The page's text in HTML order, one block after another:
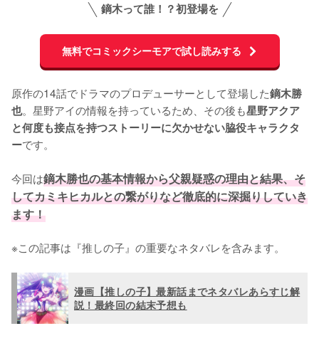
鏑木って誰！？初登場を
無料でコミックシーモアで試し読みする
原作の14話でドラマのプロデューサーとして登場した鏑木勝
也。星野アイの情報を持っているため、その後も星野アクア
と何度も接点を持つストーリーに欠かせない脇役キャラクタ
ーです。
今回は鏑木勝也の基本情報から父親疑惑の理由と結果、そ
してカミキヒカルとの繋がりなど徹底的に深掘りしていき
ます！
※この記事は『推しの子』の重要なネタバレを含みます。
漫画【推しの子】最新話までネタバレあらすじ解
説！最終回の結末予想も